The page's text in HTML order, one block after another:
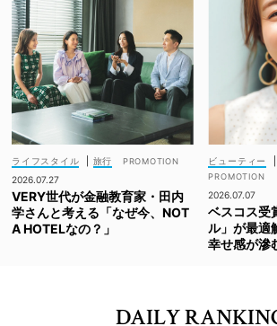
ライフスタイル
旅行
2026.07.27
VERY世代が金融教育家・田内
学さんと考える「なぜ今、NOT
A HOTELなの？」
ビューティー
2026.07.07
ベスコス受
ル」が最適
幸せ感が滲
DAILY